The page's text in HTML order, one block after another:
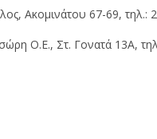
Aκομινάτου 67-69, τηλ.:
O.Ε., Στ. Γονατά 13A,